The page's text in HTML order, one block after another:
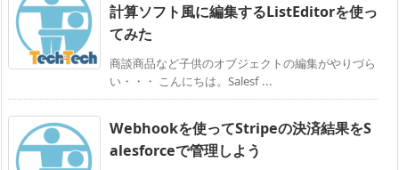
計算ソフト風に編集するListEditorを使っ
てみた
商談商品など子供のオブジェクトの編集がやりづら
い・・・ こんにちは。Salesf ...
Webhookを使ってStripeの決済結果をS
alesforceで管理しよう